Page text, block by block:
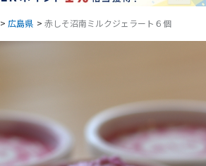
> 広島県 > 赤しそ沼南ミルクジェラート６個